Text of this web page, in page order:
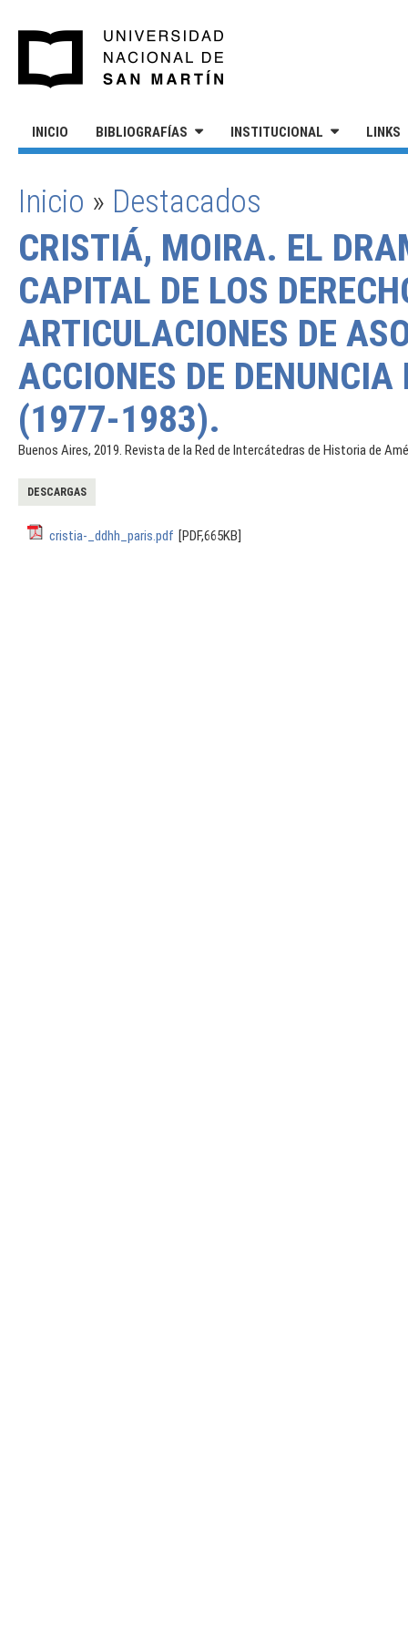
INICIO BIBLIOGRAFÍAS INSTITUCIONAL LINKS
SE ENCUENTRA USTED AQUÍ
Inicio » Destacados
CRISTIÁ, MOIRA. EL
CAPITAL DE LOS
ARTICULACIONES DE
ACCIONES DE
(1977-1983).
Buenos Aires, 2019. Revista de la Red de Intercátedras de Historia de
DESCARGAS
cristia-_ddhh_paris.pdf [PDF,665KB]